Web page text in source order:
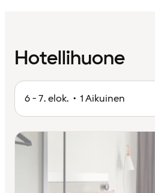
Hotellihuone
6 - 7. elok. • 1 Aikuinen